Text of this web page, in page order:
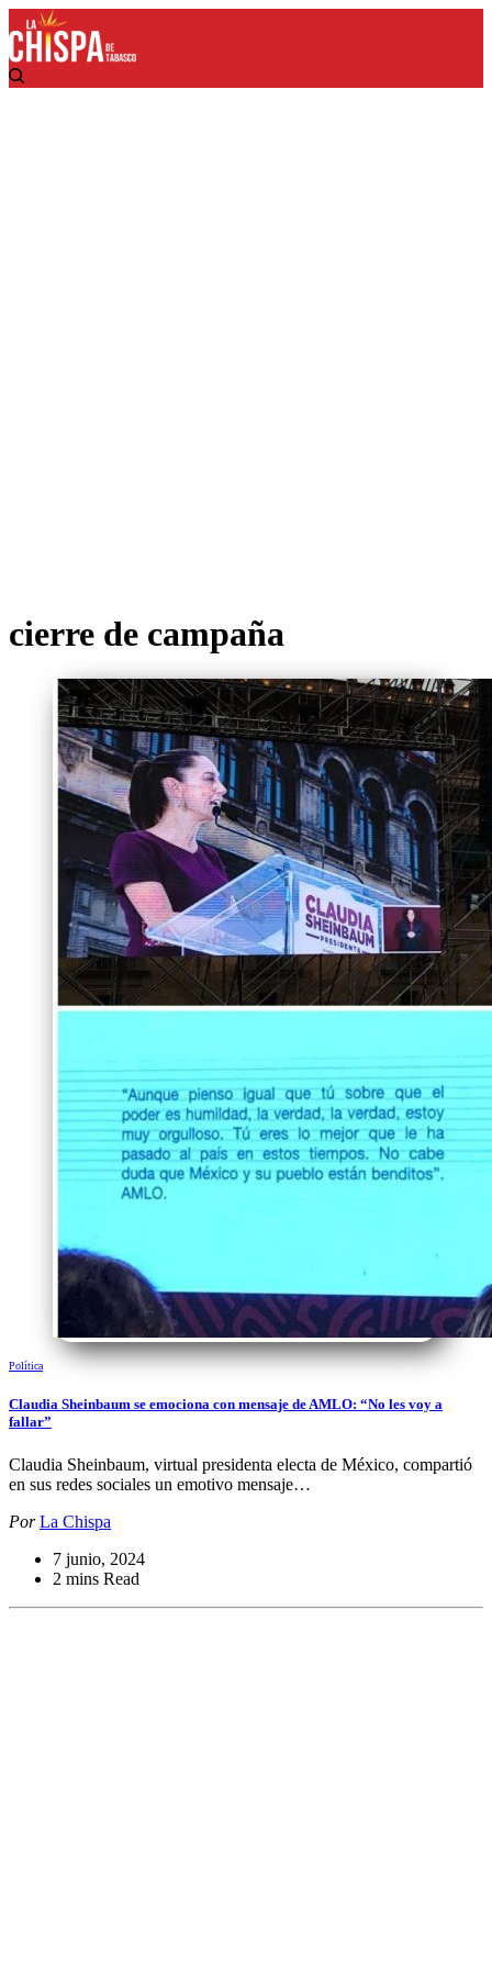
cierre de campaña
Política
Claudia Sheinbaum se emociona con mensaje de AMLO: “No les voy a
fallar”
Claudia Sheinbaum, virtual presidenta electa de México, compartió
en sus redes sociales un emotivo mensaje…
Por La Chispa
7 junio, 2024
2 mins Read